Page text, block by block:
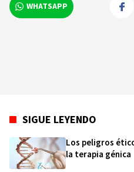
WHATSAPP
SIGUE LEYENDO
Los peligros
la terapia génica